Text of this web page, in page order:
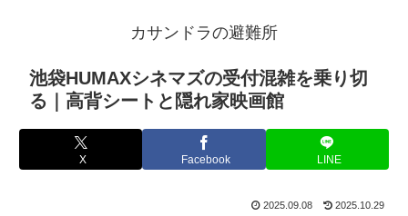
カサンドラの避難所
池袋HUMAXシネマズの受付混雑を乗り切
る｜高背シートと隠れ家映画館
X Facebook LINE
2025.09.08 2025.10.29